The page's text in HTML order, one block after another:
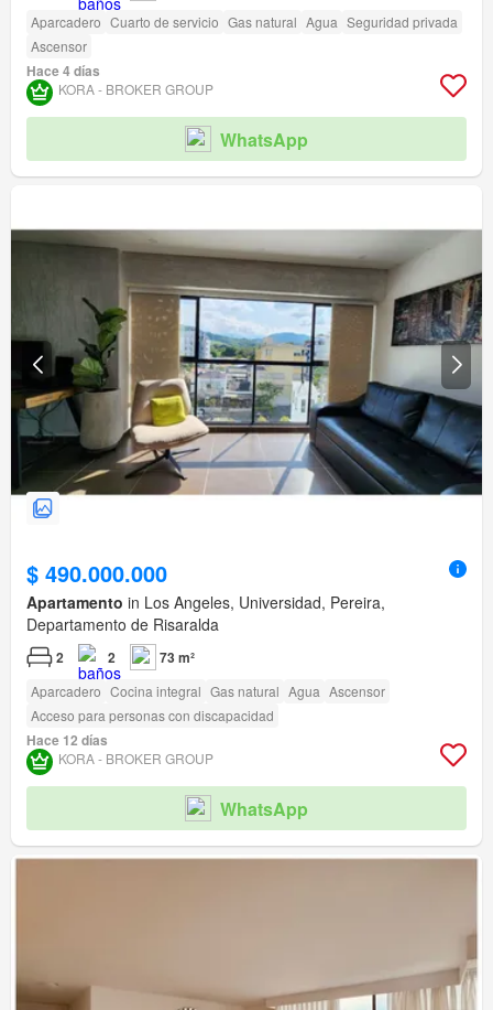
Aparcadero Cuarto de servicio Gas natural Agua Seguridad privada
Ascensor
Hace 4 días
KORA - BROKER GROUP
WhatsApp
$ 490.000.000
Apartamento in Los Angeles, Universidad, Pereira,
Departamento de Risaralda
2 2 73 m²
Aparcadero Cocina integral Gas natural Agua Ascensor
Acceso para personas con discapacidad
Hace 12 días
KORA - BROKER GROUP
WhatsApp